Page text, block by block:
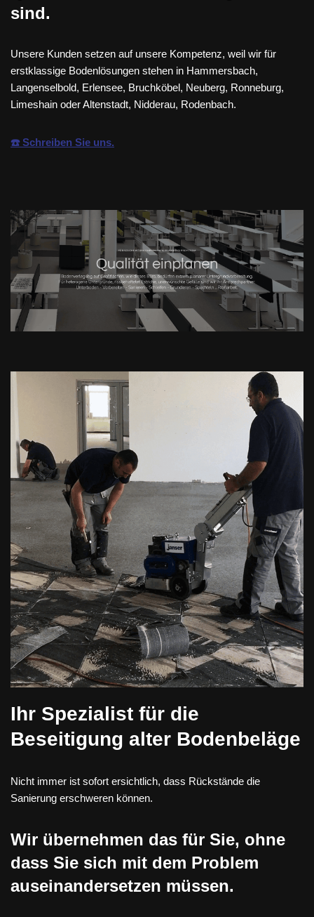
sind.
Unsere Kunden setzen auf unsere Kompetenz, weil wir für
erstklassige Bodenlösungen stehen in Hammersbach,
Langenselbold, Erlensee, Bruchköbel, Neuberg, Ronneburg,
Limeshain oder Altenstadt, Nidderau, Rodenbach.
☎️ Schreiben Sie uns.
Ihr Spezialist für die
Beseitigung alter Bodenbeläge
Nicht immer ist sofort ersichtlich, dass Rückstände die
Sanierung erschweren können.
Wir übernehmen das für Sie, ohne
dass Sie sich mit dem Problem
auseinandersetzen müssen.